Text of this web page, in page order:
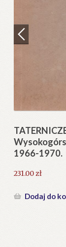
Zamówienie
Help in English
1966-1970.
231.00zł
Dodaj do